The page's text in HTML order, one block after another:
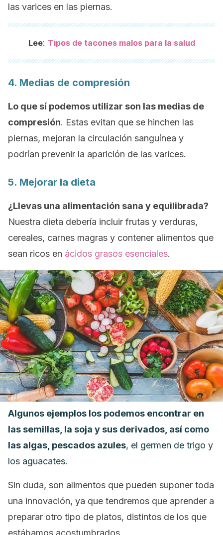
las varices en las piernas.
Lee: Tipos de tacones malos para la salud
4. Medias de compresión
Lo que sí podemos utilizar son las medias de
compresión. Estas evitan que se hinchen las
piernas, mejoran la circulación sanguínea y
podrían prevenir la aparición de las varices.
5. Mejorar la dieta
¿Llevas una alimentación sana y equilibrada?
Nuestra dieta debería incluir frutas y verduras,
cereales, carnes magras y contener alimentos que
sean ricos en ácidos grasos esenciales.
Algunos ejemplos los podemos encontrar en
las semillas, la soja y sus derivados, así como
las algas, pescados azules, el germen de trigo y
los aguacates.
Sin duda, son alimentos que pueden suponer toda
una innovación, ya que tendremos que aprender a
preparar otro tipo de platos, distintos de los que
estábamos acostumbrados.